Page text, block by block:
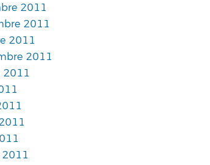
2011
2011
2011
2011
2011
2011